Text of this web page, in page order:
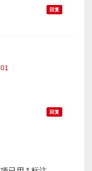
回复
回复